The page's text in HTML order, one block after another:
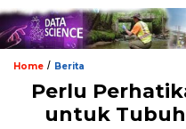
Home / Berita
Perlu
untuk